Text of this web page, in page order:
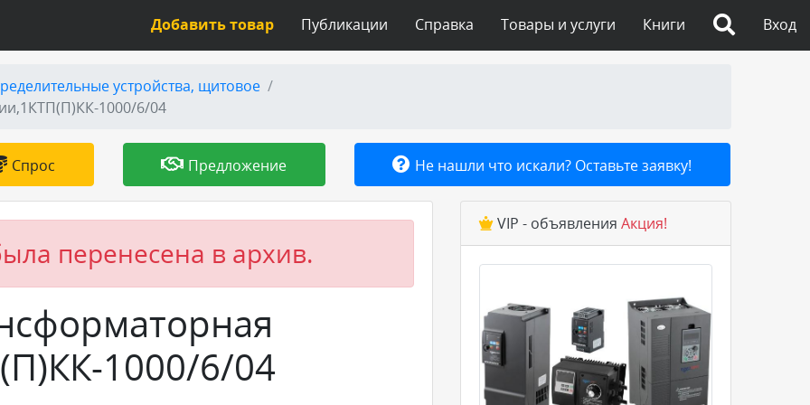
Вход
Книги
Товары и услуги
Справка
Публикации
Добавить товар
устройства, щитовое
1000/6/04
Спрос Предложение Не нашли что искали? Оставьте заявку!
перенесена в архив.
1000/6/04
VIP - объявления Акция!